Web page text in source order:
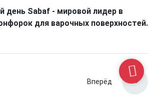
день Sabaf - мировой лидер в
для варочных поверхностей.
Вперёд